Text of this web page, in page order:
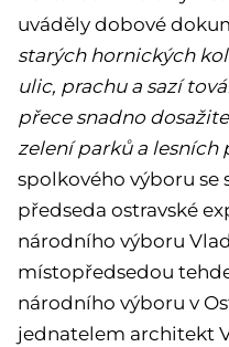
uváděly dobové
starých hornických
ulic, prachu a sazí
přece snadno
zelení parků a lesních
spolkového výboru se
předseda ostravské
národního výboru
místopředsedou
národního výboru v
jednatelem architekt